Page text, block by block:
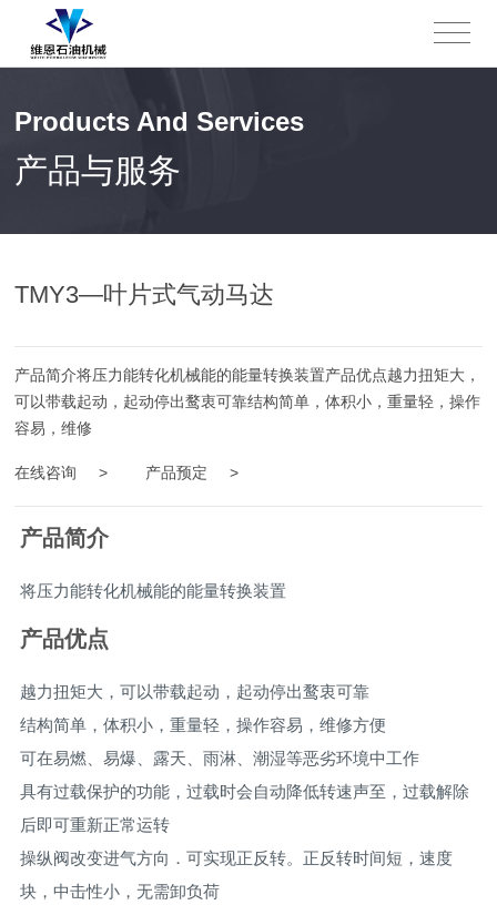
Products And Services
产品与服务
TMY3—叶片式气动马达
产品简介将压力能转化机械能的能量转换装置产品优点越力扭矩大，
可以带载起动，起动停出鹜衷可靠结构简单，体积小，重量轻，操作
容易，维修
在线咨询 > 产品预定 >
产品简介
将压力能转化机械能的能量转换装置
产品优点
越力扭矩大，可以带载起动，起动停出鹜衷可靠
结构简单，体积小，重量轻，操作容易，维修方便
可在易燃、易爆、露天、雨淋、潮湿等恶劣环境中工作
具有过载保护的功能，过载时会自动降低转速声至，过载解除
后即可重新正常运转
操纵阀改变进气方向．可实现正反转。正反转时间短，速度
块，中击性小，无需卸负荷